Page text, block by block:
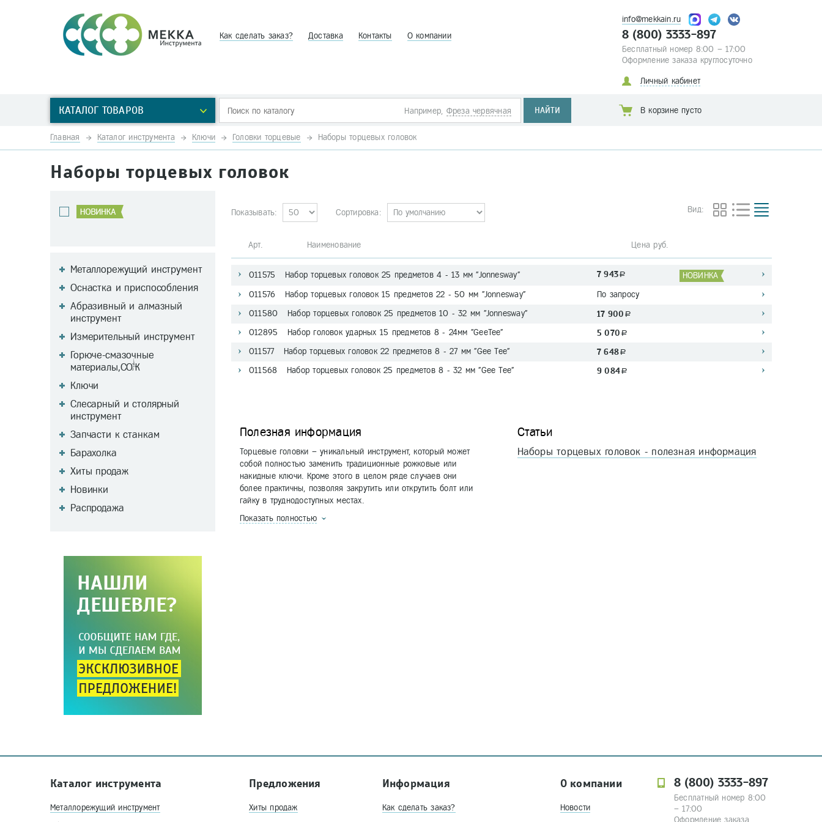
Как сделать заказ? Доставка Контакты О компании
info@mekkain.ru
8 (800) 3333-897
Бесплатный номер 8:00 – 17:00
Оформление заказа круглосуточно
Личный кабинет
КАТАЛОГ ТОВАРОВ Например, Фреза червячная НАЙТИ В корзине пусто
Главная Каталог инструмента Ключи Головки торцевые Наборы торцевых головок
Наборы торцевых головок
Металлорежущий инструмент
Оснастка и приспособления
Абразивный и алмазный
инструмент
Измерительный инструмент
Горюче-смазочные
материалы,СОЖ
Ключи
Слесарный и столярный
инструмент
Запчасти к станкам
Барахолка
Хиты продаж
Новинки
Распродажа
Показывать: Сортировка: Вид:
Арт. Наименование Цена руб.
011575 Набор торцевых головок 25 предметов 4 - 13 мм "Jonnesway" 7 943 a НОВИНКА
011576 Набор торцевых головок 15 предметов 22 - 50 мм "Jonnesway" По запросу
011580 Набор торцевых головок 25 предметов 10 - 32 мм "Jonnesway" 17 900 a
012895 Набор головок ударных 15 предметов 8 - 24мм "GeeTee" 5 070 a
011577 Набор торцевых головок 22 предметов 8 - 27 мм "Gee Tee" 7 648 a
011568 Набор торцевых головок 25 предметов 8 - 32 мм "Gee Tee" 9 084 a
Полезная информация
Торцевые головки – уникальный инструмент, который может
собой полностью заменить традиционные рожковые или
накидные ключи. Кроме этого в целом ряде случаев они
более практичны, позволяя закрутить или открутить болт или
гайку в труднодоступных местах.
Показать полностью
Статьи
Наборы торцевых головок - полезная информация
Каталог инструмента
Металлорежущий инструмент
Предложения
Хиты продаж
Информация
Как сделать заказ?
О компании
Новости
8 (800) 3333-897
Бесплатный номер 8:00
– 17:00
Оформление заказа